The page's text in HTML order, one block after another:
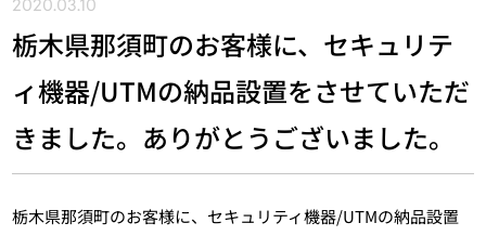
2020.03.10
栃木県那須町のお客様に、セキュリテ
ィ機器/UTMの納品設置をさせていただ
きました。ありがとうございました。
栃木県那須町のお客様に、セキュリティ機器/UTMの納品設置